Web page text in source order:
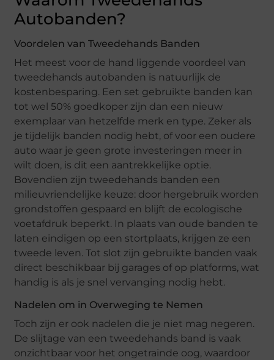
Autobanden?
Voordelen van Tweedehands Banden
Het meest voor de hand liggende voordeel van
tweedehands autobanden is natuurlijk de
kostenbesparing. Een set gebruikte banden kan
tot wel 50% goedkoper zijn dan een nieuw
exemplaar van hetzelfde merk en type. Zeker als
je tijdelijk banden nodig hebt, of voor een oudere
auto waar je geen grote investeringen meer in
wilt doen, is dit een aantrekkelijke optie.
Bovendien zijn tweedehands banden een
milieuvriendelijke keuze: door hergebruik worden
grondstoffen gespaard en blijft de ecologische
voetafdruk beperkt. In plaats van oude banden te
laten eindigen op een stortplaats, krijgen ze een
tweede leven. Tot slot zijn gebruikte banden vaak
direct beschikbaar bij garages of op platforms, wat
handig is als je snel vervanging nodig hebt.
Nadelen om in Overweging te Nemen
Toch zijn er ook nadelen die je niet mag negeren.
De slijtage van een tweedehands band is vaak
onzichtbaar voor het ongetrainde oog, waardoor